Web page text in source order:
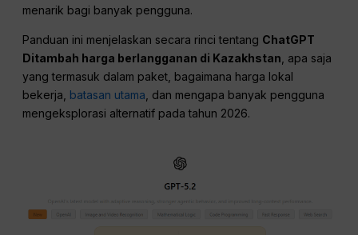
menarik bagi banyak pengguna.
Panduan ini menjelaskan secara rinci tentang ChatGPT
Ditambah harga berlangganan di Kazakhstan, apa saja
yang termasuk dalam paket, bagaimana harga lokal
bekerja, batasan utama, dan mengapa banyak pengguna
mengeksplorasi alternatif pada tahun 2026.